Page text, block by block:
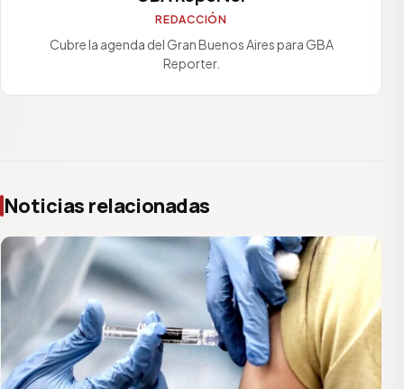
REDACCIÓN
Cubre la agenda del Gran Buenos Aires para GBA
Reporter.
Noticias relacionadas